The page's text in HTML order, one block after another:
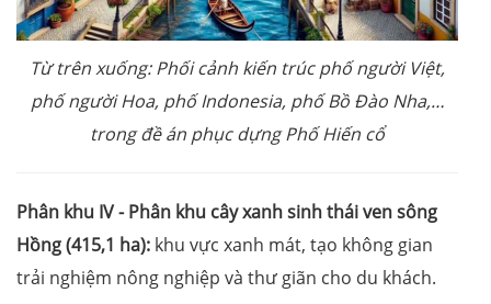
Từ trên xuống: Phối cảnh kiến trúc phố người Việt,
phố người Hoa, phố Indonesia, phố Bồ Đào Nha,…
trong đề án phục dựng Phố Hiến cổ
Phân khu IV - Phân khu cây xanh sinh thái ven sông
Hồng (415,1 ha): khu vực xanh mát, tạo không gian
trải nghiệm nông nghiệp và thư giãn cho du khách.